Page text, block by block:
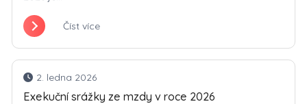
Číst více
2. ledna 2026
Exekuční srážky ze mzdy v roce 2026